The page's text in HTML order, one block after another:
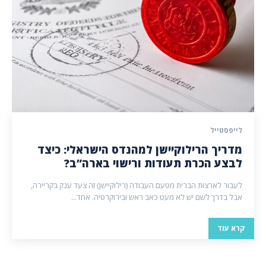
לייפסטייל
מדריך הרילוקיישן למהנדס הישראלי: כיצד
לבצע הכרת תעודות ורישוי בארה”ב?
לעבור לארצות הברית מטעם העבודה (רילוקיישן) זה צעד ענק בקריירה,
אבל בדרך לשם יש לא מעט כאב ראש ובירוקרטיה. אחד...
קרא עוד